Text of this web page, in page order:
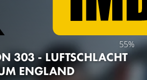
55%
303 - LUFTSCHLACHT
ENGLAND